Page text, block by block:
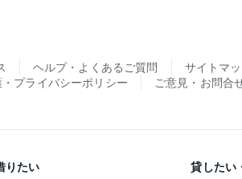
ヘルプ・よくあるご質問 サイトマ
プライバシーポリシー ご意見・お問合
りたい 貸したい